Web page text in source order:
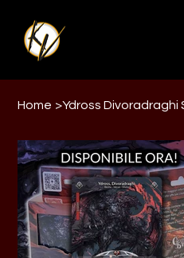
Home >Ydross